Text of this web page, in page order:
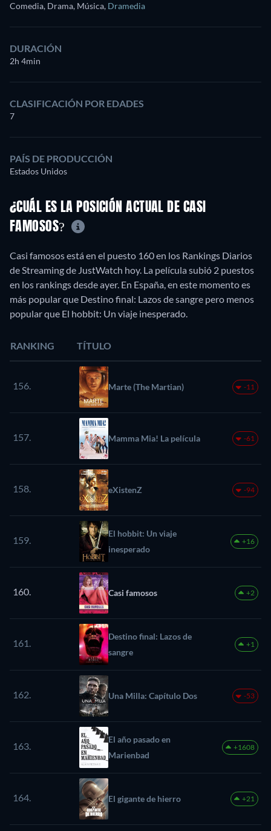
Comedia, Drama, Música, Dramedia
DURACIÓN
2h 4min
CLASIFICACIÓN POR EDADES
7
PAÍS DE PRODUCCIÓN
Estados Unidos
¿CUÁL ES LA POSICIÓN ACTUAL DE CASI
FAMOSOS?
Casi famosos está en el puesto 160 en los Rankings Diarios
de Streaming de JustWatch hoy. La película subió 2 puestos
en los rankings desde ayer. En España, en este momento es
más popular que Destino final: Lazos de sangre pero menos
popular que El hobbit: Un viaje inesperado.
RANKING TÍTULO
156. Marte (The Martian) -11
157. Mamma Mia! La película -61
158. eXistenZ -94
159.
El hobbit: Un viaje
inesperado
+16
160. Casi famosos +2
161.
Destino final: Lazos de
sangre
+1
162. Una Milla: Capítulo Dos -53
163.
El año pasado en
Marienbad
+1608
164. El gigante de hierro +21